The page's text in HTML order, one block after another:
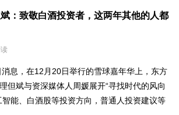
：致敬白酒投资者，这两年其他的人都
息，在12月20日举行的雪球嘉年华上，东方
但斌与资深媒体人周媛展开“寻找时代的风向
智能、白酒股等投资方向，普通人投资建议等